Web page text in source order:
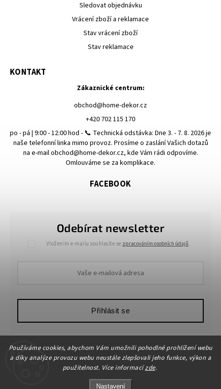
Používáme cookies, abychom Vám umožnili pohodlné prohlížení webu
a díky analýze provozu webu neustále zlepšovali jeho funkce, výkon a
použitelnost. Více informacízde.
Nastavení
Sledovat objednávku
Vrácení zboží a reklamace
Stav vrácení zboží
Stav reklamace
Odebírat newsletter
Vložením e-mailu souhlasíte se zpracováním osobních údajů.
Přihlásit se
KONTAKT
Zákaznické centrum:
obchod@home-dekor.cz
+420 702 115 170
po - pá | 9:00 - 12:00 hod - 📞 Technická odstávka: Dne 3. - 7. 8. 2026 je
naše telefonní linka mimo provoz. Prosíme o zaslání Vašich dotazů
na e-mail obchod@home-dekor.cz, kde Vám rádi odpovíme.
Omlouváme se za komplikace.
FACEBOOK